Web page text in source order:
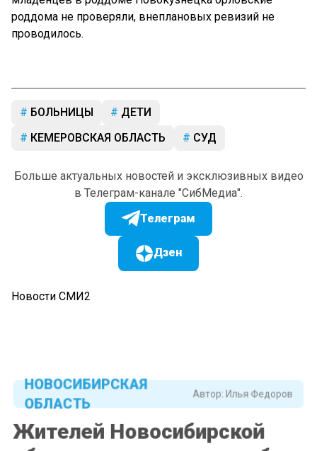
роддома не проверяли, внеплановых ревизий не
проводилось.
БОЛЬНИЦЫ
ДЕТИ
КЕМЕРОВСКАЯ ОБЛАСТЬ
СУД
Больше актуальных новостей и эксклюзивных видео
в Телеграм-канале "СибМедиа".
Телеграм
Дзен
Новости СМИ2
Автор:Илья Федоров
НОВОСИБИРСКАЯ
ОБЛАСТЬ
Жителей Новосибирской